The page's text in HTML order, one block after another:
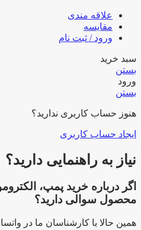
علاقه مندی
مقایسه
ورود / ثبت نام
سبد خرید
بستن
ورود
بستن
هنوز حساب کاربری ندارید؟
ایجاد حساب کاربری
نیاز به راهنمایی دارید؟
اگر درباره خرید پمپ،
محصول سوالی دارید؟
همین حالا با کارشناسان ما در